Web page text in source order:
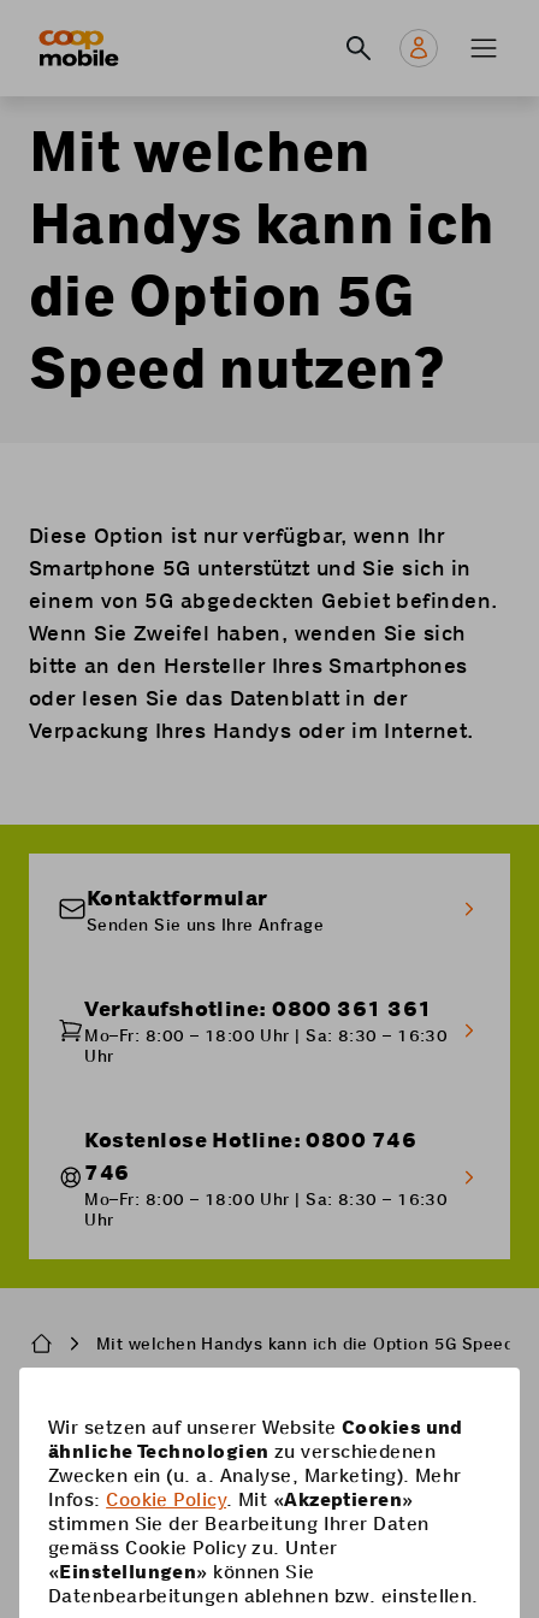
principale
Mit welchen
Handys kann ich
die Option 5G
Speed nutzen?
Diese Option ist nur verfügbar, wenn Ihr
Smartphone 5G unterstützt und Sie sich in
einem von 5G abgedeckten Gebiet befinden.
Wenn Sie Zweifel haben, wenden Sie sich
bitte an den Hersteller Ihres Smartphones
oder lesen Sie das Datenblatt in der
Verpackung Ihres Handys oder im Internet.
Kontaktformular
Senden Sie uns Ihre Anfrage
Verkaufshotline: 0800 361 361
Mo–Fr: 8:00 – 18:00 Uhr | Sa: 8:30 – 16:30
Uhr
Kostenlose Hotline: 0800 746
746
Mo–Fr: 8:00 – 18:00 Uhr | Sa: 8:30 – 16:30
Uhr
BreadcrumbMit welchen Handys kann ich die Option 5G Speed
Pied
de
page
Handy-Abos
Handy-Abos
Prepaid-Karte
Optionen
Hilfe
Supercard
Prepaid aufladen
Coop Mobile
Kontakt
Wir setzen auf unserer Website Cookies und
ähnliche Technologien zu verschiedenen
Zwecken ein (u. a. Analyse, Marketing). Mehr
Infos:Cookie Policy. Mit «Akzeptieren»
stimmen Sie der Bearbeitung Ihrer Daten
gemäss Cookie Policy zu. Unter
«Einstellungen» können Sie
Datenbearbeitungen ablehnen bzw. einstellen.